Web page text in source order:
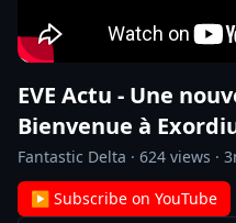
EVE Actu - Une
Bienvenue à
Fantastic Delta · 624 views ·
▶ Subscribe on YouTube